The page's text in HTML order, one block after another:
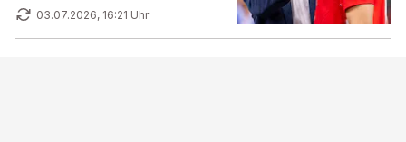
03.07.2026, 16:21 Uhr